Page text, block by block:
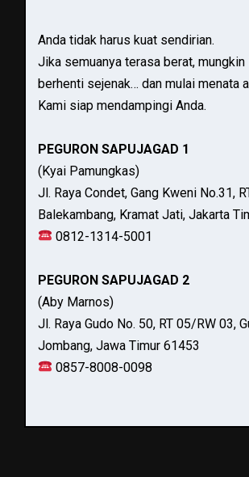
Anda tidak harus kuat sendirian.
Jika semuanya terasa berat, mungkin
berhenti sejenak… dan mulai menata
Kami siap mendampingi Anda.
PEGURON SAPUJAGAD 1
(Kyai Pamungkas)
Jl. Raya Condet, Gang Kweni No.31,
Balekambang, Kramat Jati, Jakarta
0812-1314-5001
PEGURON SAPUJAGAD 2
(Aby Marnos)
Jl. Raya Gudo No. 50, RT 05/RW 03,
Jombang, Jawa Timur 61453
0857-8008-0098